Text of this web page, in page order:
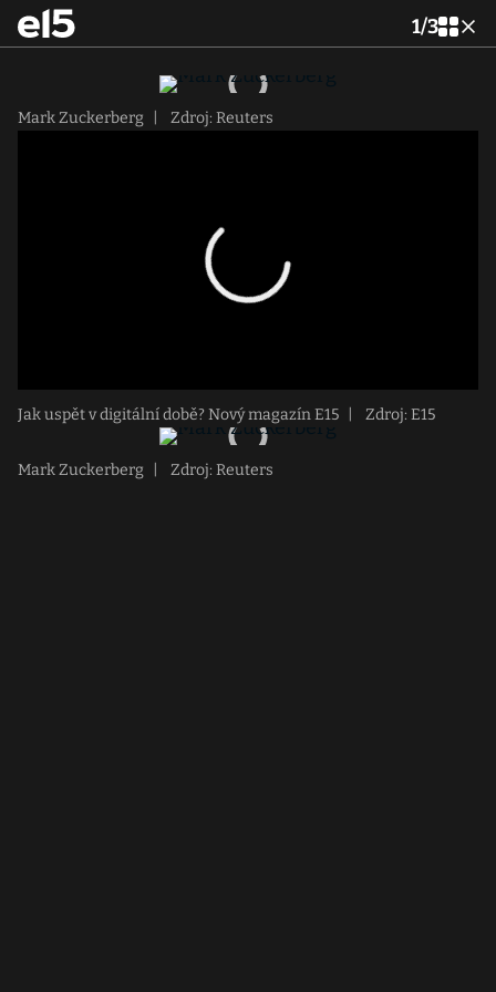
1/3
Mark Zuckerberg Zdroj: Reuters
Jak uspět v digitální době? Nový magazín E15 Zdroj: E15
Mark Zuckerberg Zdroj: Reuters